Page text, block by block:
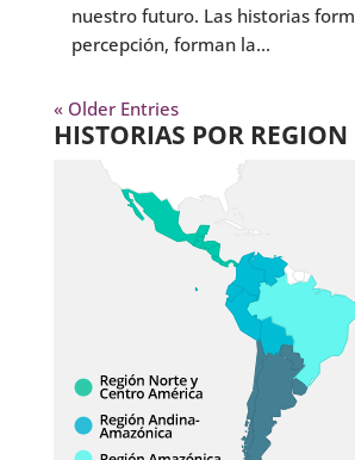
nuestro futuro. Las historias
percepción, forman la...
« Older Entries
HISTORIAS POR REGION